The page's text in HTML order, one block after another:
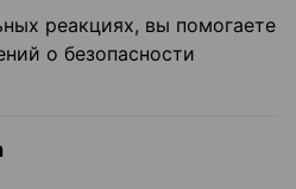
реакциях, вы помогаете
о безопасности